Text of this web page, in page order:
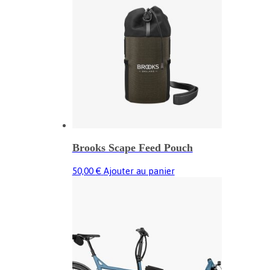
Brooks Scape Feed Pouch
50,00 € Ajouter au panier